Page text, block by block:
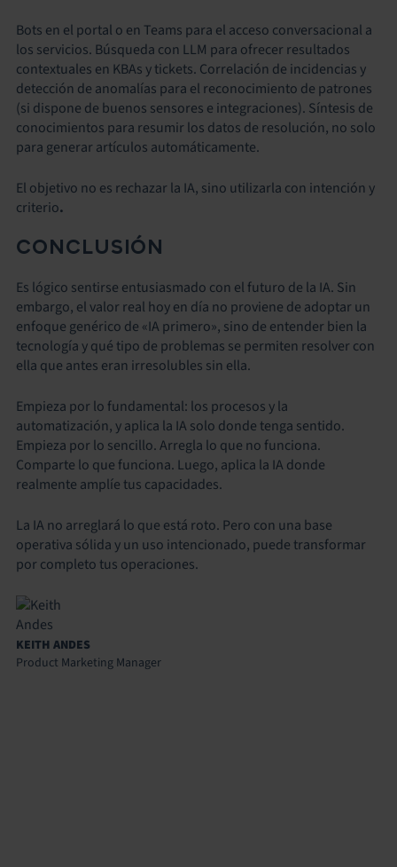
Bots en el portal o en Teams para el acceso conversacional a
los servicios. Búsqueda con LLM para ofrecer resultados
contextuales en KBAs y tickets. Correlación de incidencias y
detección de anomalías para el reconocimiento de patrones
(si dispone de buenos sensores e integraciones). Síntesis de
conocimientos para resumir los datos de resolución, no solo
para generar artículos automáticamente.
El objetivo no es rechazar la IA, sino utilizarla con intención y
criterio.
CONCLUSIÓN
Es lógico sentirse entusiasmado con el futuro de la IA. Sin
embargo, el valor real hoy en día no proviene de adoptar un
enfoque genérico de «IA primero», sino de entender bien la
tecnología y qué tipo de problemas se permiten resolver con
ella que antes eran irresolubles sin ella.
Empieza por lo fundamental: los procesos y la
automatización, y aplica la IA solo donde tenga sentido.
Empieza por lo sencillo. Arregla lo que no funciona.
Comparte lo que funciona. Luego, aplica la IA donde
realmente amplíe tus capacidades.
La IA no arreglará lo que está roto. Pero con una base
operativa sólida y un uso intencionado, puede transformar
por completo tus operaciones.
KEITH ANDES
Product Marketing Manager